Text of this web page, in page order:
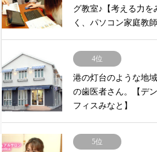
グ教室♪【考える力を
く、パソコン家庭教師
4位
港の灯台のような地
の歯医者さん。【デ
フィスみなと】
5位